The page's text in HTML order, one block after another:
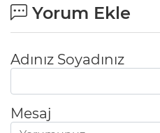
Yorum Ekle
Adınız Soyadınız
Mesaj